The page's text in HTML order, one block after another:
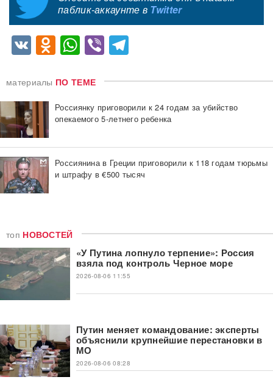
паблик-аккаунте в Twitter
VKOdnoklassniki
WhatsApp
Viber
материалы ПО ТЕМЕ
Россиянку приговорили к 24 годам за убийство
опекаемого 5-летнего ребенка
Россиянина в Греции приговорили к 118 годам тюрьмы
и штрафу в €500 тысяч
топ НОВОСТЕЙ
«У Путина лопнуло терпение»: Россия
взяла под контроль Черное море
2026-08-06 11:55
Путин меняет командование: эксперты
объяснили крупнейшие перестановки в
МО
2026-08-06 08:28